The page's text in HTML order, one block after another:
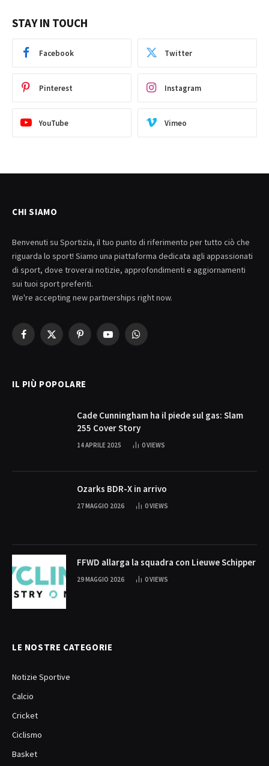
STAY IN TOUCH
Facebook Twitter
Pinterest Instagram
YouTube Vimeo
CHI SIAMO
Benvenuti su Sportizia, il tuo punto di riferimento per tutto ciò che
riguarda lo sport! Siamo una piattaforma dedicata agli appassionati
di sport, dove troverai notizie, approfondimenti e aggiornamenti
sui tuoi sport preferiti.
We're accepting new partnerships right now.
Facebook
X
PinterestYouTubeWhatsApp
IL PIÙ POPOLARE
Cade Cunningham ha il piede sul gas: Slam
255 Cover Story
14 APRILE 2025 0VIEWS
Ozarks BDR-X in arrivo
27 MAGGIO 2026 0VIEWS
FFWD allarga la squadra con Lieuwe Schipper
29 MAGGIO 2026 0VIEWS
LE NOSTRE CATEGORIE
Notizie Sportive
Calcio
Cricket
Ciclismo
Basket